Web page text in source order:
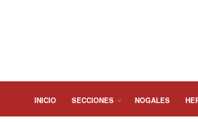
INICIO SECCIONES NOGALES